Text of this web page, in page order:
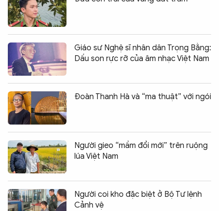
Giáo sư Nghệ sĩ nhân dân Trọng Bằng:
Dấu son rực rỡ của âm nhạc Việt Nam
Đoàn Thanh Hà và “ma thuật” với ngói
Người gieo “mầm đổi mới” trên ruộng
lúa Việt Nam
Người coi kho đặc biệt ở Bộ Tư lệnh
Cảnh vệ